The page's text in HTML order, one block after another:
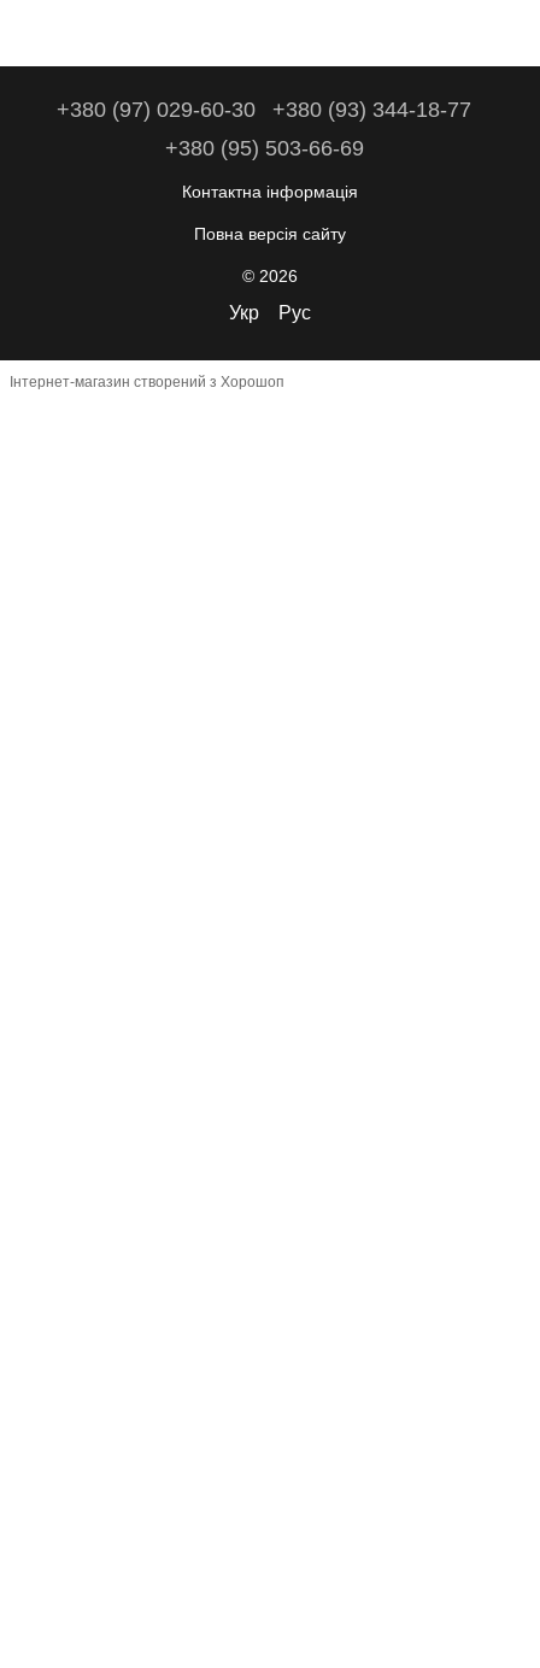
+380 (97) 029-60-30
+380 (93) 344-18-77
+380 (95) 503-66-69
Контактна інформація
Повна версія сайту
© 2026
Укр Рус
Інтернет-магазин створений з Хорошоп